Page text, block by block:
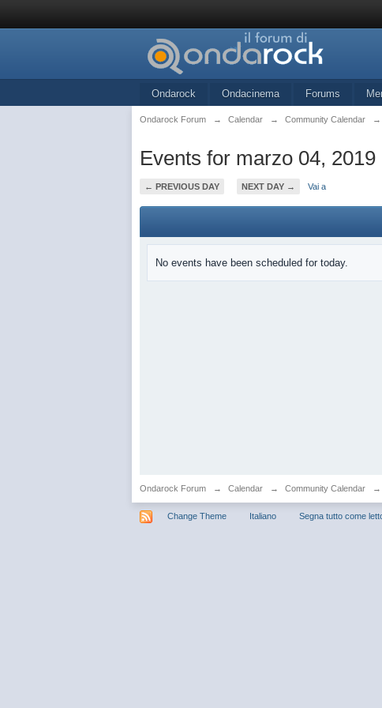
Ondarock Ondacinema Forums
Ondarock Forum → Calendar → Community Calendar →
Events for marzo 04, 2019
← PREVIOUS DAY NEXT DAY → Vai a
No events have been scheduled for today.
Ondarock Forum → Calendar → Community Calendar →
Change Theme Italiano Segna tutto come